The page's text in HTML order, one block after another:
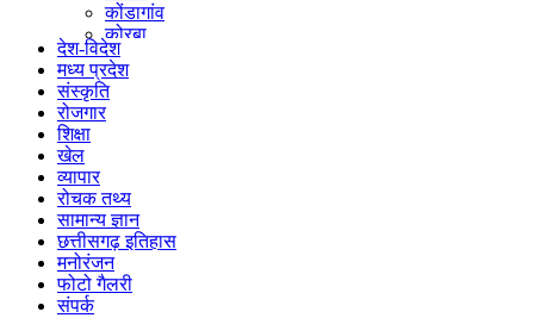
कोंडागांव
कोरबा
कोरिया
महासमुंद
मुंगेली
नारायणपुर
सुकमा
सूरजपुर
सरगुजा
गौरेला पेंड्रा मरवाही
खैरागढ़-छुईखदान-गंडई
देश-विदेश
मध्य प्रदेश
संस्कृति
रोजगार
शिक्षा
खेल
व्यापार
रोचक तथ्य
सामान्य ज्ञान
छत्तीसगढ़ इतिहास
मनोरंजन
फोटो गैलरी
संपर्क